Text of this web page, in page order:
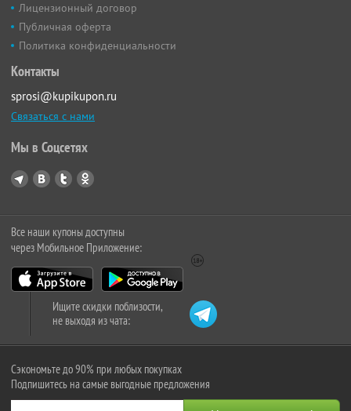
Лицензионный договор
Публичная оферта
Политика конфиденциальности
Контакты
sprosi@kupikupon.ru
Связаться с нами
Мы в Соцсетях
Все наши купоны доступны
через Мобильное Приложение:
Ищите скидки поблизости,
не выходя из чата:
Сэкономьте до 90% при любых покупках
Подпишитесь на самые выгодные предложения